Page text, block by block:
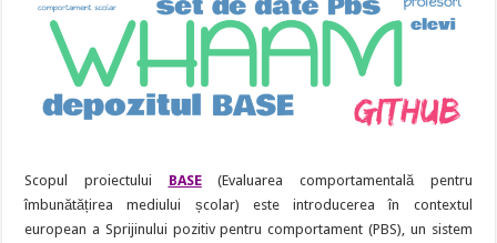
Scopul proiectului BASE(Evaluarea comportamentală pentru
îmbunătățirea mediului școlar) este introducerea în contextul
european a Sprijinului pozitiv pentru comportament (PBS), un sistem